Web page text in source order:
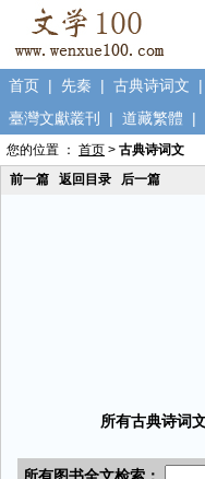
首页 | 先秦 | 古典诗词文 |
臺灣文獻叢刊
| 道藏繁體 |
您的位置 ： 首页 > 古典诗词文
前一篇
返回目录 后一篇